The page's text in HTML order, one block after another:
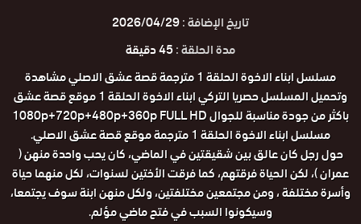
تاريخ الإضافة :2026/04/29
مدة الحلقة :45 دقيقة
مسلسل ابناء الاخوة الحلقة 1 مترجمة قصة عشق الاصلي مشاهدة
وتحميل المسلسل حصريا التركي ابناء الاخوة الحلقة 1 موقع قصة عشق
باكثر من جودة مناسبة للجوال 1080p+720p+480p+360p FULL HD
مسلسل ابناء الاخوة الحلقة 1 مترجمة موقع قصة عشق الاصلي.
حول رجل كان عالق بين شقيقتين في الماضي، كان يحب واحدة منهن (
عمران )، لكن الحياة فرقتهم، كما فرقت الأختين لسنوات، لكل منهما حياة
وأسرة مختلفة ، ومن مجتمعين مختلفتين، ولكل منهن ابنة سوف يجتمعا،
وسيكونوا السبب في فتح ماضي مؤلم.